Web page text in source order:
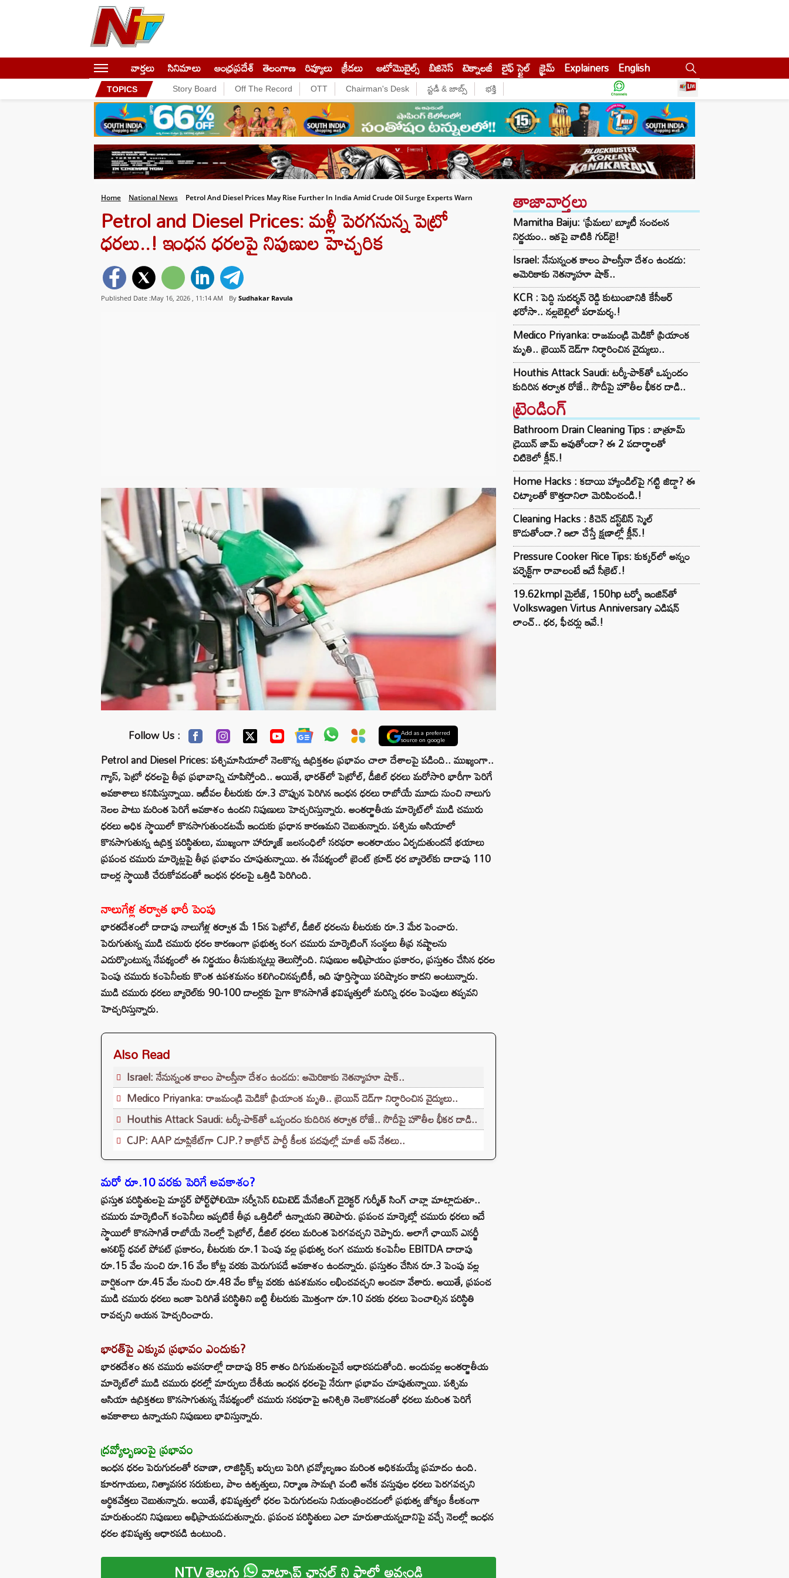
వార్తలు సినిమాలు ఆంధ్రప్రదేశ్ తెలంగాణ రివ్యూలు క్రీడలు ఆటోమొబైల్స్ బిజినెస్‌ టెక్నాలజీ లైఫ్ స్టైల్ క్రైమ్ Explainers English
TOPICS Story Board Off The Record OTT Chairman's Desk స్టడీ & జాబ్స్ భక్తి
Home National News Petrol And Diesel Prices May Rise Further In India Amid Crude Oil Surge Experts Warn
Petrol and Diesel Prices: మళ్లీ పెరగనున్న పెట్రో
ధరలు..! ఇంధన ధరలపై నిపుణుల హెచ్చరిక
Published Date :May 16, 2026 , 11:14 AM By Sudhakar Ravula
Follow Us : Add as a preferred
source on google
Petrol and Diesel Prices: పశ్చిమాసియాలో నెలకొన్న ఉద్రిక్తతల ప్రభావం చాలా దేశాలపై పడింది.. ముఖ్యంగా..
గ్యాస్‌, పెట్రో ధరలపై తీవ్ర ప్రభావాన్ని చూపిస్తోంది.. అయితే, భారత్‌లో పెట్రోల్, డీజిల్ ధరలు మరోసారి భారీగా పెరిగే
అవకాశాలు కనిపిస్తున్నాయి. ఇటీవల లీటరుకు రూ.3 చొప్పున పెరిగిన ఇంధన ధరలు రాబోయే మూడు నుంచి నాలుగు
నెలల పాటు మరింత పెరిగే అవకాశం ఉందని నిపుణులు హెచ్చరిస్తున్నారు. అంతర్జాతీయ మార్కెట్‌లో ముడి చమురు
ధరలు అధిక స్థాయిలో కొనసాగుతుండటమే ఇందుకు ప్రధాన కారణమని చెబుతున్నారు. పశ్చిమ ఆసియాలో
కొనసాగుతున్న ఉద్రిక్త పరిస్థితులు, ముఖ్యంగా హార్మూజ్‌ జలసంధిలో సరఫరా అంతరాయం ఏర్పడుతుందనే భయాలు
ప్రపంచ చమురు మార్కెట్లపై తీవ్ర ప్రభావం చూపుతున్నాయి. ఈ నేపథ్యంలో బ్రెంట్ క్రూడ్ ధర బ్యారెల్‌కు దాదాపు 110
డాలర్ల స్థాయికి చేరుకోవడంతో ఇంధన ధరలపై ఒత్తిడి పెరిగింది.
నాలుగేళ్ల తర్వాత భారీ పెంపు
భారతదేశంలో దాదాపు నాలుగేళ్ల తర్వాత మే 15న పెట్రోల్, డీజిల్ ధరలను లీటరుకు రూ.3 మేర పెంచారు.
పెరుగుతున్న ముడి చమురు ధరల కారణంగా ప్రభుత్వ రంగ చమురు మార్కెటింగ్ సంస్థలు తీవ్ర నష్టాలను
ఎదుర్కొంటున్న నేపథ్యంలో ఈ నిర్ణయం తీసుకున్నట్లు తెలుస్తోంది. నిపుణుల అభిప్రాయం ప్రకారం, ప్రస్తుతం చేసిన ధరల
పెంపు చమురు కంపెనీలకు కొంత ఉపశమనం కలిగించినప్పటికీ, ఇది పూర్తిస్థాయి పరిష్కారం కాదని అంటున్నారు.
ముడి చమురు ధరలు బ్యారెల్‌కు 90-100 డాలర్లకు పైగా కొనసాగితే భవిష్యత్తులో మరిన్ని ధరల పెంపులు తప్పవని
హెచ్చరిస్తున్నారు.
Also Read
Israel: నేనున్నంత కాలం పాలస్తీనా దేశం ఉండదు: అమెరికాకు నెతన్యాహూ షాక్..
Medico Priyanka: రాజమండ్రి మెడికో ప్రియాంక మృతి.. బ్రెయిన్ డెడ్‌గా నిర్ధారించిన వైద్యులు..
Houthis Attack Saudi: టర్కీ-పాక్‌తో ఒప్పందం కుదిరిన తర్వాత రోజే.. సౌదీపై హౌతీల భీకర దాడి..
CJP: AAP డూప్లికేట్‌గా CJP.? కాక్రోచ్ పార్టీ కీలక పదవుల్లో మాజీ ఆప్ నేతలు..
మరో రూ.10 వరకు పెరిగే అవకాశం?
ప్రస్తుత పరిస్థితులపై మాస్టర్ పోర్ట్‌ఫోలియో సర్వీసెస్ లిమిటెడ్ మేనేజింగ్ డైరెక్టర్ గుర్మీత్ సింగ్ చావ్లా మాట్లాడుతూ..
చమురు మార్కెటింగ్ కంపెనీలు ఇప్పటికే తీవ్ర ఒత్తిడిలో ఉన్నాయని తెలిపారు. ప్రపంచ మార్కెట్లో చమురు ధరలు ఇదే
స్థాయిలో కొనసాగితే రాబోయే నెలల్లో పెట్రోల్, డీజిల్ ధరలు మరింత పెరగవచ్చని చెప్పారు. అలాగే ఛాయిస్ ఎనర్జీ
అనలిస్ట్ ధవల్ పోపట్ ప్రకారం, లీటరుకు రూ.1 పెంపు వల్ల ప్రభుత్వ రంగ చమురు కంపెనీల EBITDA దాదాపు
రూ.15 వేల నుంచి రూ.16 వేల కోట్ల వరకు మెరుగుపడే అవకాశం ఉందన్నారు. ప్రస్తుతం చేసిన రూ.3 పెంపు వల్ల
వార్షికంగా రూ.45 వేల నుంచి రూ.48 వేల కోట్ల వరకు ఉపశమనం లభించవచ్చని అంచనా వేశారు. అయితే, ప్రపంచ
ముడి చమురు ధరలు ఇంకా పెరిగితే పరిస్థితిని బట్టి లీటరుకు మొత్తంగా రూ.10 వరకు ధరలు పెంచాల్సిన పరిస్థితి
రావచ్చని ఆయన హెచ్చరించారు.
భారత్‌పై ఎక్కువ ప్రభావం ఎందుకు?
భారతదేశం తన చమురు అవసరాల్లో దాదాపు 85 శాతం దిగుమతులపైనే ఆధారపడుతోంది. అందువల్ల అంతర్జాతీయ
మార్కెట్‌లో ముడి చమురు ధరల్లో మార్పులు దేశీయ ఇంధన ధరలపై నేరుగా ప్రభావం చూపుతున్నాయి. పశ్చిమ
ఆసియా ఉద్రిక్తతలు కొనసాగుతున్న నేపథ్యంలో చమురు సరఫరాపై అనిశ్చితి నెలకొనడంతో ధరలు మరింత పెరిగే
అవకాశాలు ఉన్నాయని నిపుణులు భావిస్తున్నారు.
ద్రవ్యోల్బణంపై ప్రభావం
ఇంధన ధరల పెరుగుదలతో రవాణా, లాజిస్టిక్స్ ఖర్చులు పెరిగి ద్రవ్యోల్బణం మరింత అధికమయ్యే ప్రమాదం ఉంది.
కూరగాయలు, నిత్యావసర సరుకులు, పాల ఉత్పత్తులు, నిర్మాణ సామగ్రి వంటి అనేక వస్తువుల ధరలు పెరగవచ్చని
ఆర్థికవేత్తలు చెబుతున్నారు. అయితే, భవిష్యత్తులో ధరల పెరుగుదలను నియంత్రించడంలో ప్రభుత్వ జోక్యం కీలకంగా
మారుతుందని నిపుణులు అభిప్రాయపడుతున్నారు. ప్రపంచ పరిస్థితులు ఎలా మారుతాయన్నదానిపై వచ్చే నెలల్లో ఇంధన
ధరల భవిష్యత్తు ఆధారపడి ఉంటుంది.
NTV తెలుగు వాట్సాప్ ఛానల్ ని ఫాలో అవ్వండి
తాజావార్తలు
Mamitha Baiju: ‘ప్రేమలు’ బ్యూటీ సంచలన
నిర్ణయం.. ఇకపై వాటికి గుడ్‌బై!
Israel: నేనున్నంత కాలం పాలస్తీనా దేశం ఉండదు:
అమెరికాకు నెతన్యాహూ షాక్..
KCR : పెద్ది సుదర్శన్ రెడ్డి కుటుంబానికి కేసీఆర్
భరోసా.. నల్లబెల్లిలో పరామర్శ.!
Medico Priyanka: రాజమండ్రి మెడికో ప్రియాంక
మృతి.. బ్రెయిన్ డెడ్‌గా నిర్ధారించిన వైద్యులు..
Houthis Attack Saudi: టర్కీ-పాక్‌తో ఒప్పందం
కుదిరిన తర్వాత రోజే.. సౌదీపై హౌతీల భీకర దాడి..
ట్రెండింగ్‌
Bathroom Drain Cleaning Tips : బాత్రూమ్
డ్రెయిన్ జామ్ అవుతోందా? ఈ 2 పదార్థాలతో
చిటికెలో క్లీన్.!
Home Hacks : కడాయి హ్యాండిల్‌పై గట్టి జిడ్డా? ఈ
చిట్కాలతో కొత్తదానిలా మెరిపించండి.!
Cleaning Hacks : కిచెన్ డస్ట్‌బిన్ స్మెల్
కొడుతోందా.? ఇలా చేస్తే క్షణాల్లో క్లీన్.!
Pressure Cooker Rice Tips: కుక్కర్‌లో అన్నం
పర్ఫెక్ట్‌గా రావాలంటే ఇదే సీక్రెట్.!
19.62kmpl మైలేజ్, 150hp టర్బో ఇంజిన్‌తో
Volkswagen Virtus Anniversary ఎడిషన్
లాంచ్.. ధర, ఫీచర్లు ఇవే.!